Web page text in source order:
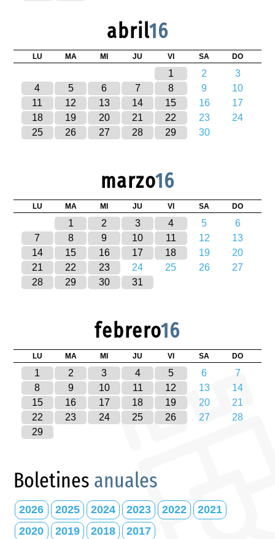
abril16
LU MA MI JU VI SA DO
1 2
3
4
5 6 7 8 9
10
11
12 13 14 15 16
17
18
19 20 21 22 23
24
25
26 27 28 29 30
marzo16
LU MA MI JU VI SA DO
1 2 3 4 5
6
7
8 9 10 11 12
13
14
15 16 17 18 19
20
21
22 23 24 25 26
27
28
29 30 31
febrero16
LU MA MI JU VI SA DO
1 2 3 4 5 6
7
8
9 10 11 12 13
14
15
16 17 18 19 20
21
22
23 24 25 26 27
28
29
Boletines anuales
2026 2025 2024 2023 2022
2021
2020
2019 2018 2017